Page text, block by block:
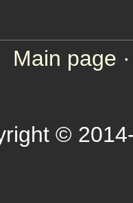
Main page ·
©